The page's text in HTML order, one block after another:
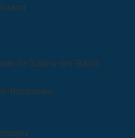
de Salins-les-Bains
Rousseau